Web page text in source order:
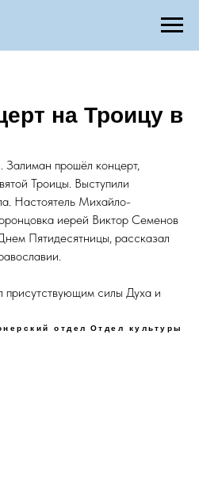
на Троицу в
Залиман прошёл концерт,
Троицы. Выступили
Настоятель Михайло-
иерей Виктор Семенов
Пятидесятницы, рассказал
присутствующим силы Духа и
отдел Отдел культуры